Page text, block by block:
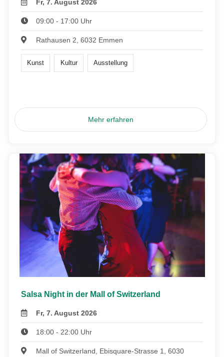
Fr, 7. August 2026
09:00 - 17:00 Uhr
Rathausen 2, 6032 Emmen
Kunst Kultur Ausstellung
Mehr erfahren
Salsa Night in der Mall of Switzerland
Fr, 7. August 2026
18:00 - 22:00 Uhr
Mall of Switzerland, Ebisquare-Strasse 1, 6030